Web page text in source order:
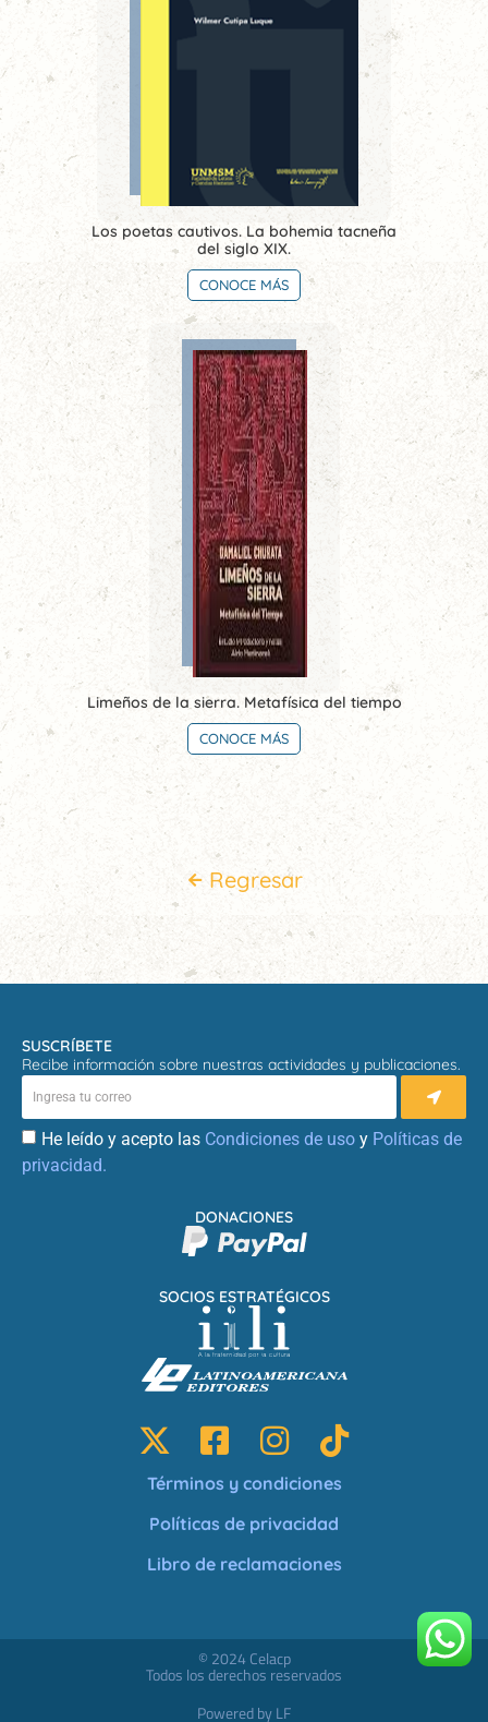
Los poetas cautivos. La bohemia tacneña
del siglo XIX.
CONOCE MÁS
Limeños de la sierra. Metafísica del tiempo
CONOCE MÁS
Regresar
SUSCRÍBETE
Recibe información sobre nuestras actividades y publicaciones.
He leído y acepto las Condiciones de uso y Políticas de
privacidad.
SOCIOS ESTRATÉGICOS
DONACIONES
Términos y condiciones
Políticas de privacidad
Libro de reclamaciones
© 2024 Celacp
Todos los derechos reservados
Powered by LF